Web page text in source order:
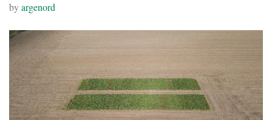
byargenord